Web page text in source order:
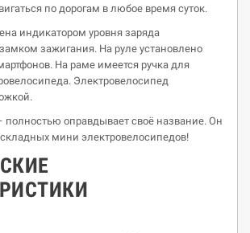
по дорогам в любое время суток.
индикатором уровня заряда
зажигания. На руле установлено
На раме имеется ручка для
Электровелосипед
полностью оправдывает своё название. Он
мини электровелосипедов!